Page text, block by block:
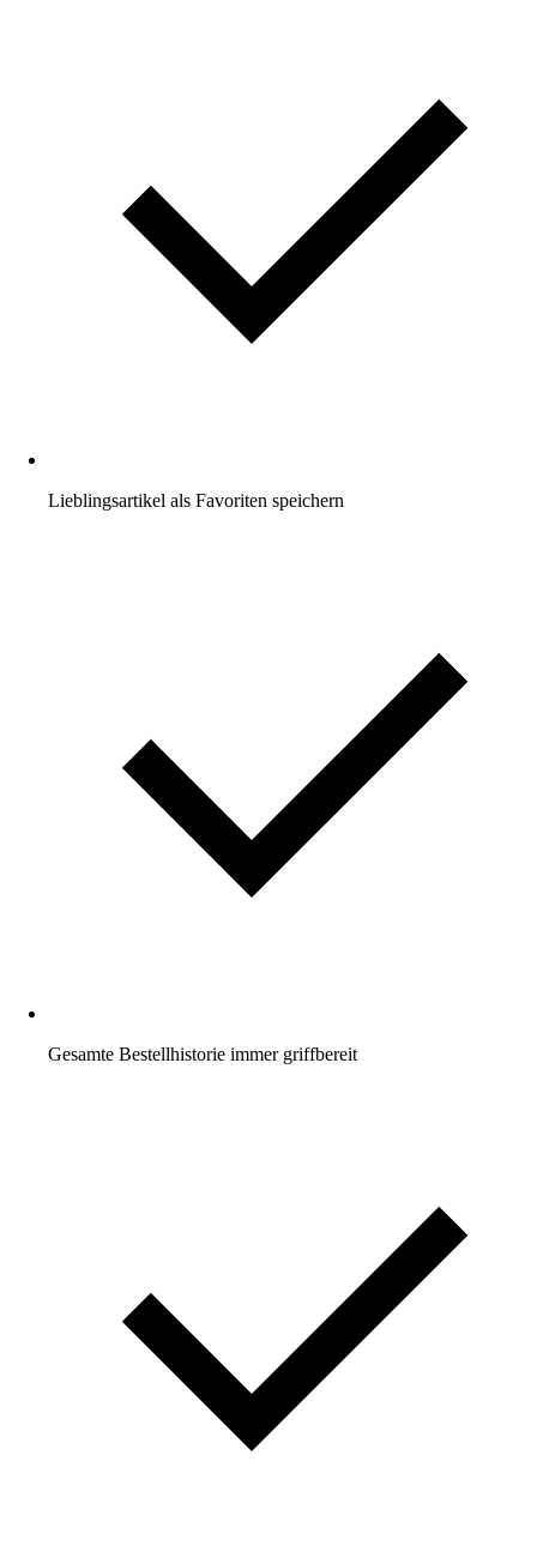
Lieblingsartikel als Favoriten speichern
Gesamte Bestellhistorie immer griffbereit